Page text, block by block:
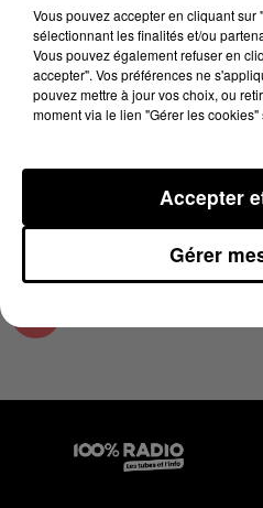
7 juillet 2023 - 2 min 16 sec
LES INFOS DU TARN
07/07/2023 À 11H00
Podcasts infos du Tarn et
Vous pouvez accepter en cliquant sur
sélectionnant les finalités et/ou
Vous pouvez également refuser en
accepter". Vos préférences ne
pouvez mettre à jour vos choix, ou
moment via le lien "Gérer les
Gérer
Accepter